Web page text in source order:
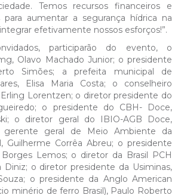
Temos recursos financeiros e
aumentar a segurança hídrica na
efetivamente nossos esforços!”.
participarão do evento, o
Olavo Machado Junior; o presidente
Simões; a prefeita municipal de
Elisa Maria Costa; o conselheiro
Lorentzen; o diretor presidente do
o presidente do CBH- Doce,
o diretor geral do IBIO-AGB Doce,
gerente geral de Meio Ambiente da
Guilherme Corrêa Abreu; o presidente
Lemos; o diretor da Brasil PCH
Diniz; o diretor presidente da Usiminas,
o presidente da Anglo American
minério de ferro Brasil), Paulo Roberto